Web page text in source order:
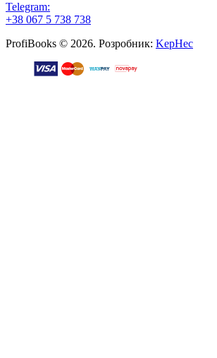
Telegram:
+38 067 5 738 738
ProfiBooks © 2026. Розробник: KepHec